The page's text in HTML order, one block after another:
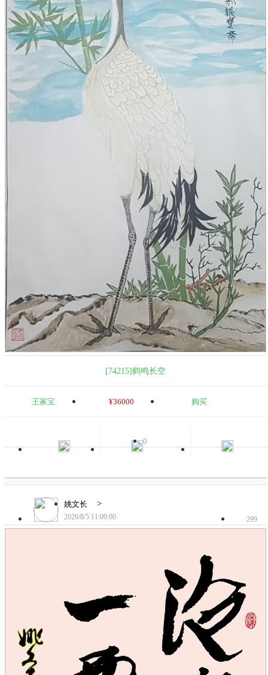
[74215]鹤鸣长空
王家宝 ¥36000 购买
0
姚文长 >
2026/8/5 11:09:00 299